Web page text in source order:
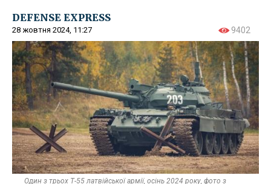
DEFENSE EXPRESS
28 жовтня 2024, 11:27 9402
Один з трьох Т-55 латвійської армії, осінь 2024 року, фото з